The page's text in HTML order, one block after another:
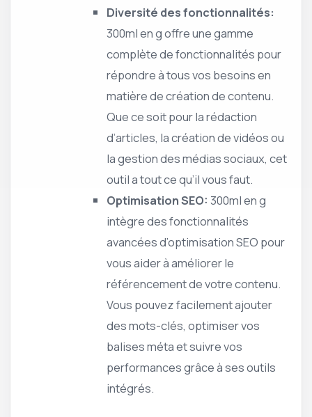
Diversité des fonctionnalités:
300ml en g offre une gamme
complète de fonctionnalités pour
répondre à tous vos besoins en
matière de création de contenu.
Que ce soit pour la rédaction
d’articles, la création de vidéos ou
la gestion des médias sociaux, cet
outil a tout ce qu’il vous faut.
Optimisation SEO: 300ml en g
intègre des fonctionnalités
avancées d’optimisation SEO pour
vous aider à améliorer le
référencement de votre contenu.
Vous pouvez facilement ajouter
des mots-clés, optimiser vos
balises méta et suivre vos
performances grâce à ses outils
intégrés.